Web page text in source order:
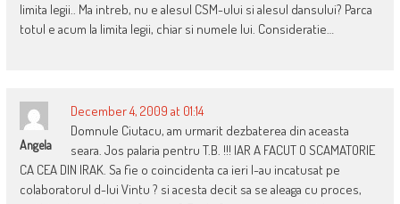
limita legii.. Ma intreb, nu e alesul CSM-ului si alesul dansului? Parca
totul e acum la limita legii, chiar si numele lui. Consideratie…
Angela
December 4, 2009 at 01:14
Domnule Ciutacu, am urmarit dezbaterea din aceasta
seara. Jos palaria pentru T.B. !!! IAR A FACUT O SCAMATORIE
CA CEA DIN IRAK. Sa fie o coincidenta ca ieri l-au incatusat pe
colaboratorul d-lui Vintu ? si acesta decit sa se aleaga cu proces,